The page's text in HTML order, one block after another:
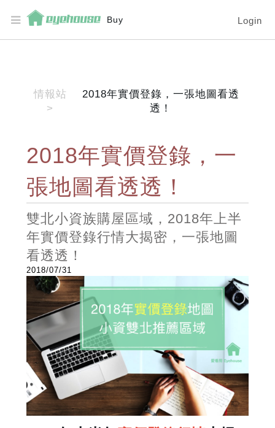
Login
Buy
情報站
>
2018年實價登錄，一張地圖看透
透！
2018年實價登錄，一
張地圖看透透！
雙北小資族購屋區域，2018年上半
年實價登錄行情大揭密，一張地圖
看透透！
2018/07/31